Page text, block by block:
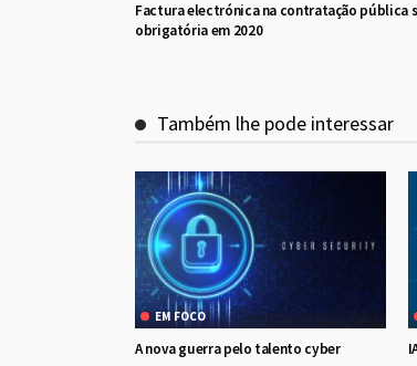
Factura electrónica na contratação pública
obrigatória em 2020
Também lhe pode interessar
EM FOCO
A nova guerra pelo talento cyber